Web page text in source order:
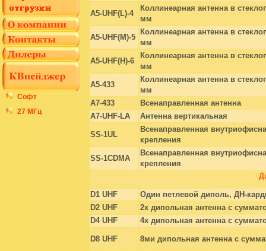
Софт
27 МГц
A5-UHF(L)-4
Коллинеарная антенна в
мм
A5-UHF(M)-5
Коллинеарная антенна в
мм
A5-UHF(H)-6
Коллинеарная антенна в
мм
A5-433
Коллинеарная антенна в
мм
A7-433
Всенаправленная антенна
A7-UHF-LA
Антенна вертикальная
SS-1UL
Всенаправленная
крепления
SS-1CDMA
Всенаправленная
крепления
D1 UHF
Один петлевой диполь, ДН-
D2 UHF
2х дипольная антенна с
D4 UHF
4х дипольная антенна с
D8 UHF 8ми дипольная антенна с